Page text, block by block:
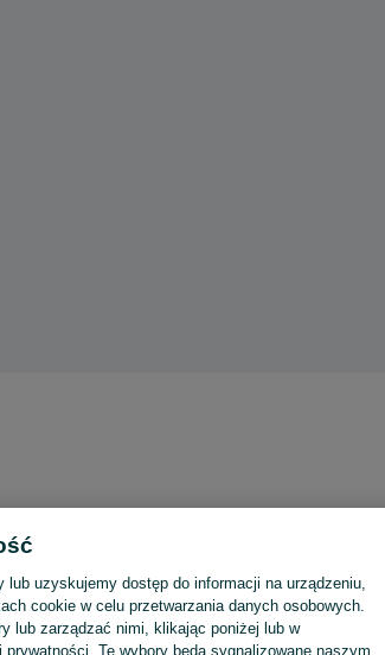
lub uzyskujemy dostęp do informacji na urządzeniu,
cookie w celu przetwarzania danych osobowych.
lub zarządzać nimi, klikając poniżej lub w
Te wybory będą sygnalizowane naszym